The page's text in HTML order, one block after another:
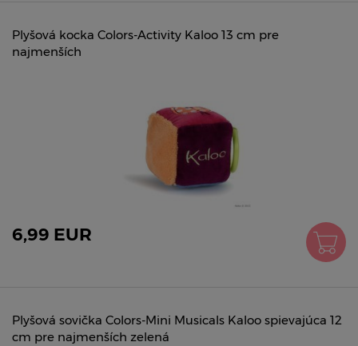
Plyšová kocka Colors-Activity Kaloo 13 cm pre
najmenších
6,99 EUR
Plyšová sovička Colors-Mini Musicals Kaloo spievajúca 12
cm pre najmenších zelená